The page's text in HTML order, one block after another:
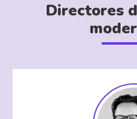
Directores